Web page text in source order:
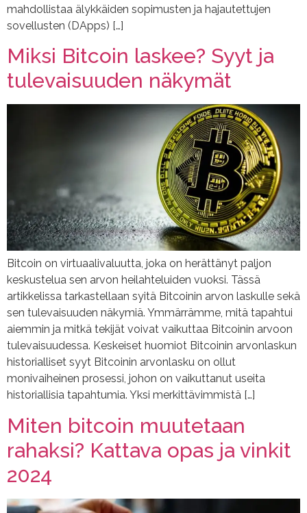
mahdollistaa älykkäiden sopimusten ja hajautettujen
sovellusten (DApps) […]
Miksi Bitcoin laskee? Syyt ja
tulevaisuuden näkymät
Bitcoin on virtuaalivaluutta, joka on herättänyt paljon
keskustelua sen arvon heilahteluiden vuoksi. Tässä
artikkelissa tarkastellaan syitä Bitcoinin arvon laskulle sekä
sen tulevaisuuden näkymiä. Ymmärrämme, mitä tapahtui
aiemmin ja mitkä tekijät voivat vaikuttaa Bitcoinin arvoon
tulevaisuudessa. Keskeiset huomiot Bitcoinin arvonlaskun
historialliset syyt Bitcoinin arvonlasku on ollut
monivaiheinen prosessi, johon on vaikuttanut useita
historiallisia tapahtumia. Yksi merkittävimmistä […]
Miten bitcoin muutetaan
rahaksi? Kattava opas ja vinkit
2024